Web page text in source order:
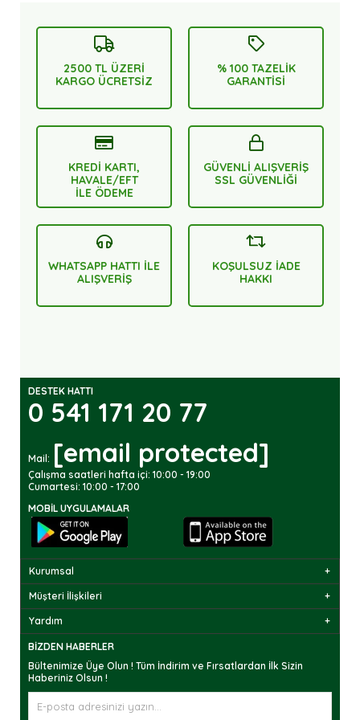
2500 TL ÜZERİ
KARGO ÜCRETSİZ
% 100 TAZELİK
GARANTİSİ
KREDİ KARTI,
HAVALE/EFT
İLE ÖDEME
GÜVENLİ ALIŞVERİŞ
SSL GÜVENLİĞİ
WHATSAPP HATTI İLE
ALIŞVERİŞ
KOŞULSUZ İADE
HAKKI
DESTEK HATTI
0 541 171 20 77
Mail: [email protected]
Çalışma saatleri hafta içi: 10:00 - 19:00
Cumartesi: 10:00 - 17:00
MOBIL UYGULAMALAR
Kurumsal
Müşteri İlişkileri
Yardım
BIZDEN HABERLER
Bültenimize Üye Olun ! Tüm İndirim ve Fırsatlardan İlk Sizin
Haberiniz Olsun !